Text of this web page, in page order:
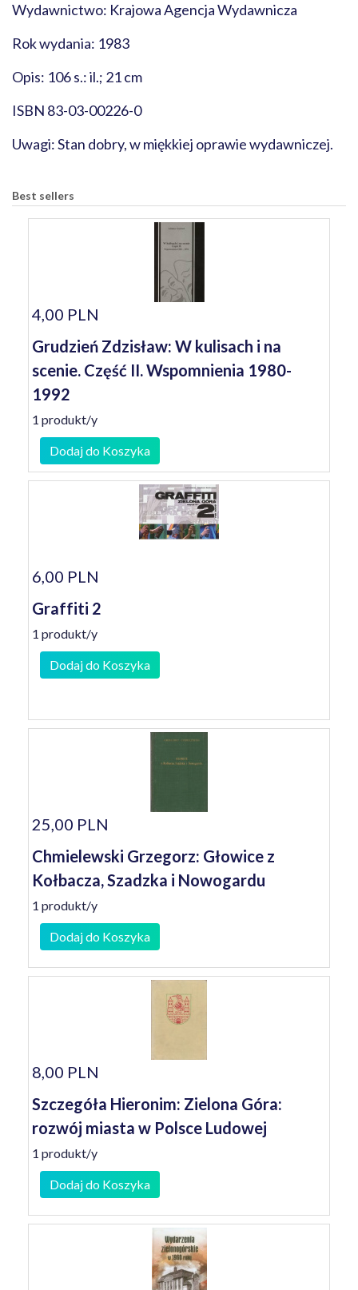
Wydawnictwo: Krajowa Agencja Wydawnicza
Rok wydania: 1983
Opis: 106 s.: il.; 21 cm
ISBN 83-03-00226-0
Uwagi: Stan dobry, w miękkiej oprawie wydawniczej.
Best sellers
4,00 PLN
Grudzień Zdzisław: W kulisach i na
scenie. Część II. Wspomnienia 1980-
1992
1 produkt/y
Dodaj do Koszyka
6,00 PLN
Graffiti 2
1 produkt/y
Dodaj do Koszyka
25,00 PLN
Chmielewski Grzegorz: Głowice z
Kołbacza, Szadzka i Nowogardu
1 produkt/y
Dodaj do Koszyka
8,00 PLN
Szczegóła Hieronim: Zielona Góra:
rozwój miasta w Polsce Ludowej
1 produkt/y
Dodaj do Koszyka